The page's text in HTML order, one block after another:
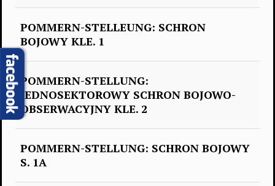
POMMERN-STELLEUNG: SCHRON
BOJOWY KLE. 1
POMMERN-STELLUNG:
JEDNOSEKTOROWY SCHRON BOJOWO-
OBSERWACYJNY KLE. 2
POMMERN-STELLUNG: SCHRON BOJOWY
S. 1A